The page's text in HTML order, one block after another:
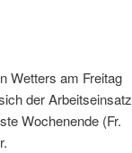
Wetters am Freitag
der Arbeitseinsatz
Wochenende (Fr.